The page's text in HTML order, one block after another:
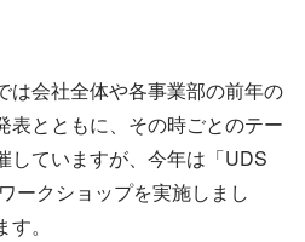
は会社全体や各事業部の前年の
表とともに、その時ごとのテー
していますが、今年は「UDS
ークショップを実施しまし
。